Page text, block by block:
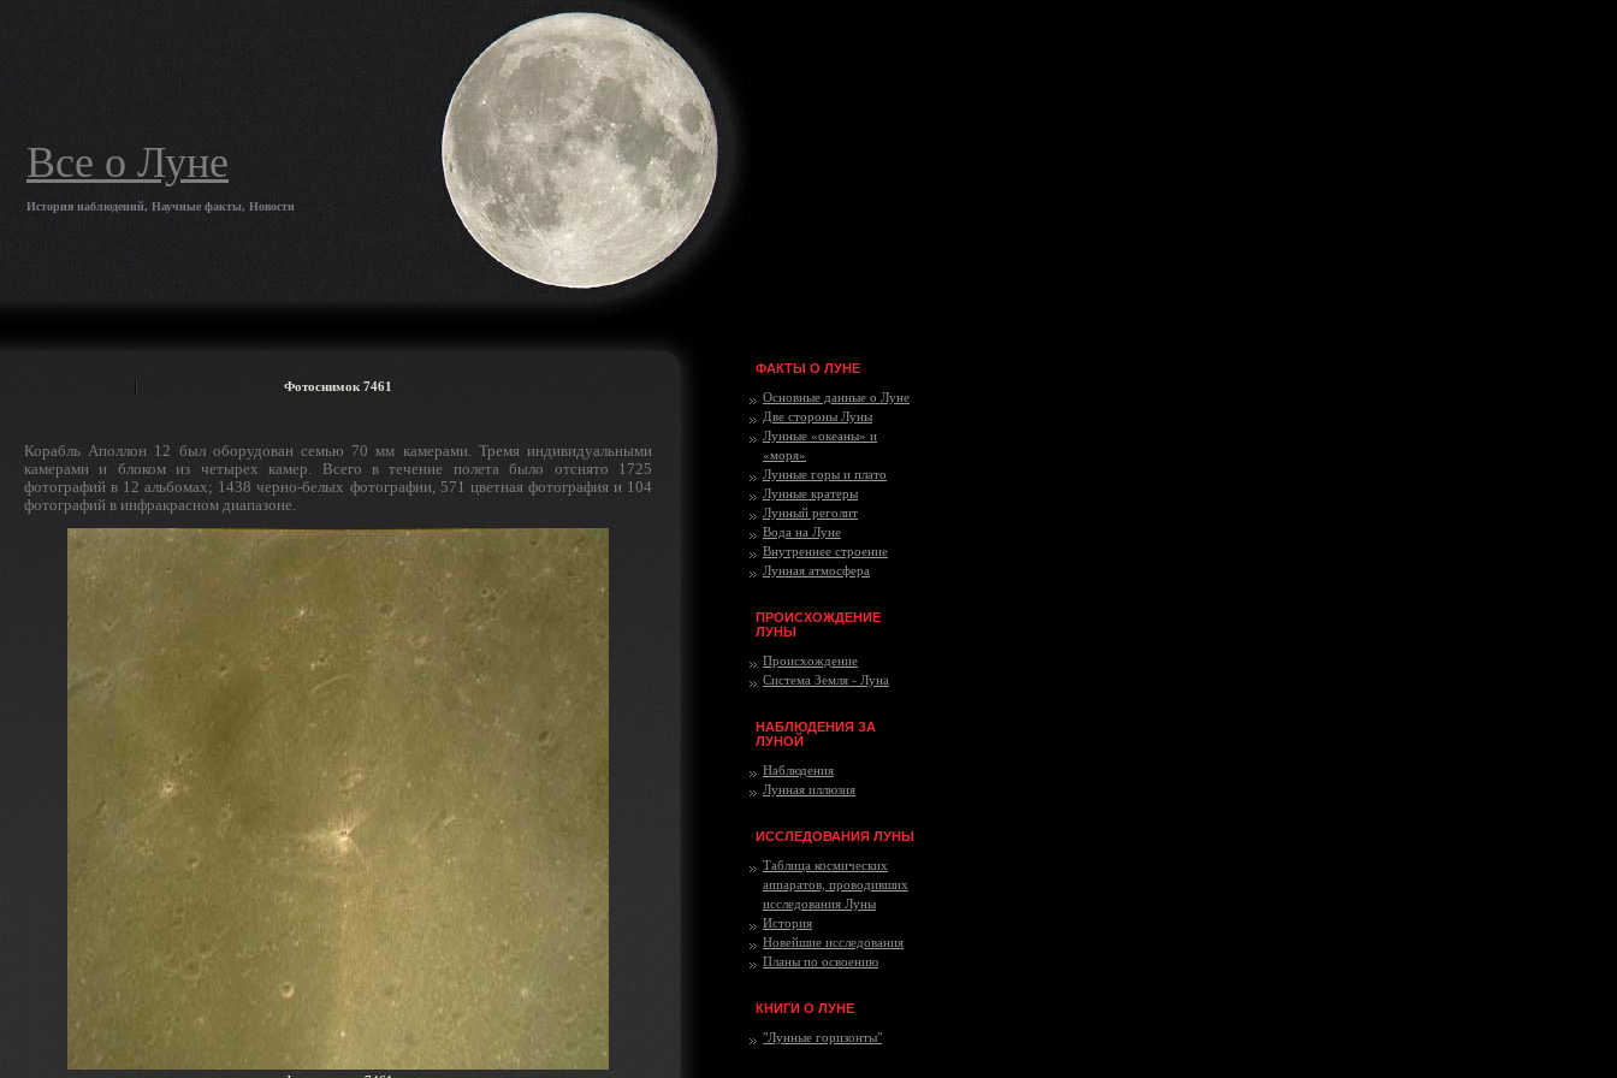
Все о Луне
История наблюдений, Научные факты, Новости
Фотоснимок 7461
Корабль Аполлон 12 был оборудован семью 70 мм камерами. Тремя индивидуальными
камерами и блоком из четырех камер. Всего в течение полета было отснято 1725
фотографий в 12 альбомах; 1438 черно-белых фотографии, 571 цветная фотография и 104
фотографий в инфракрасном диапазоне.
ФАКТЫ О ЛУНЕ
Основные данные о Луне
Две стороны Луны
Лунные «океаны» и
«моря»
Лунные горы и плато
Лунные кратеры
Лунный реголит
Вода на Луне
Внутреннее строение
Лунная атмосфера
ПРОИСХОЖДЕНИЕ
ЛУНЫ
Происхождение
Система Земля - Луна
НАБЛЮДЕНИЯ ЗА
ЛУНОЙ
Наблюдения
Лунная иллюзия
ИССЛЕДОВАНИЯ ЛУНЫ
Таблица космических
аппаратов, проводивших
исследования Луны
История
Новейшие исследования
Планы по освоению
КНИГИ О ЛУНЕ
"Лунные горизонты"